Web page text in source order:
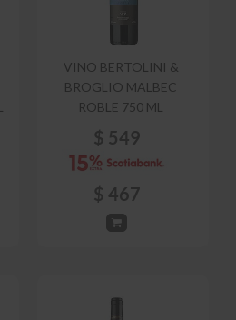
VINO BERTOLINI &
BROGLIO MALBEC
ROBLE 750 ML
$ 549
$ 467